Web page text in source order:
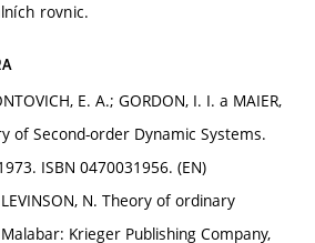
rovnic.
E. A.; GORDON, I. I. a MAIER,
of Second-order Dynamic Systems.
ISBN 0470031956. (EN)
N. Theory of ordinary
Krieger Publishing Company,